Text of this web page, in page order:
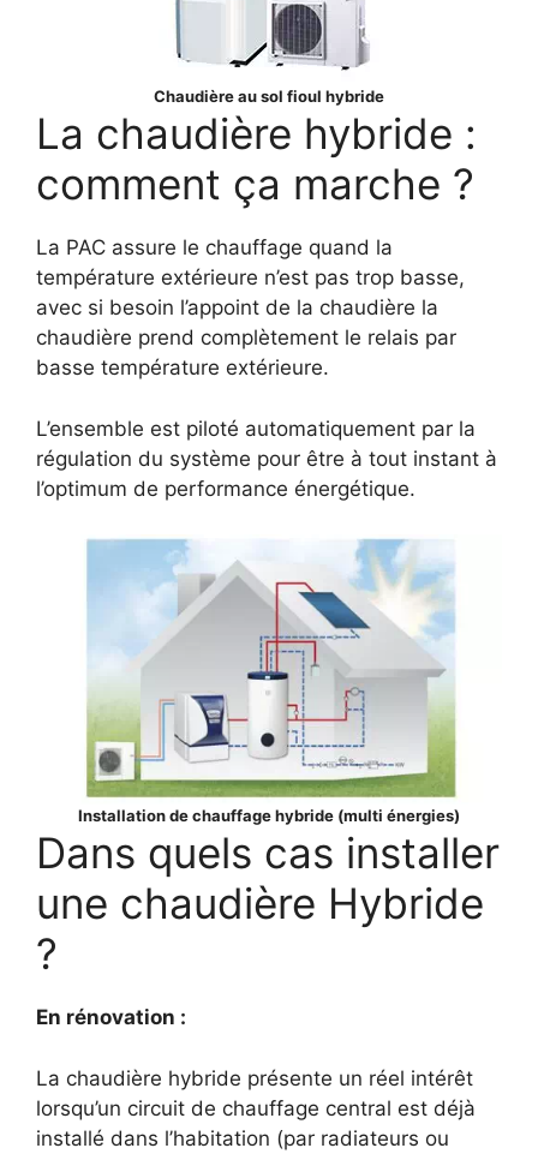
Chaudière au sol fioul hybride
La chaudière hybride :
comment ça marche ?
La PAC assure le chauffage quand la
température extérieure n’est pas trop basse,
avec si besoin l’appoint de la chaudière la
chaudière prend complètement le relais par
basse température extérieure.
L’ensemble est piloté automatiquement par la
régulation du système pour être à tout instant à
l’optimum de performance énergétique.
Installation de chauffage hybride (multi énergies)
Dans quels cas installer
une chaudière Hybride
?
En rénovation :
La chaudière hybride présente un réel intérêt
lorsqu’un circuit de chauffage central est déjà
installé dans l’habitation (par radiateurs ou